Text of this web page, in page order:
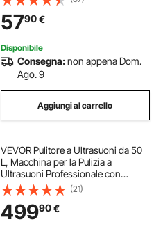
Pulitore a Ultrasuoni con Funzione
di Riscaldamento, per Pulizia di
Gioielli
5790€
Disponibile
Consegna:non appena Dom.
Ago. 9
Aggiungi al carrello
VEVOR Pulitore a Ultrasuoni da 50
L, Macchina per la Pulizia a
Ultrasuoni Professionale con
Cestello di Pulizia e Display Digitale,
in Acciaio Inox da 840 W e 40 kHz
con Ruote per Parti, Carburatori
(21)
49990€